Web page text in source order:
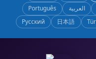
Português
العربية
Русский
日本語